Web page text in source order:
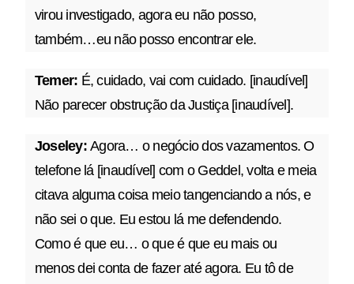
virou investigado, agora eu não posso,
também…eu não posso encontrar ele.
Temer: É, cuidado, vai com cuidado. [inaudível]
Não parecer obstrução da Justiça [inaudível].
Joseley:Agora… o negócio dos vazamentos. O
telefone lá [inaudível] com o Geddel, volta e meia
citava alguma coisa meio tangenciando a nós, e
não sei o que. Eu estou lá me defendendo.
Como é que eu… o que é que eu mais ou
menos dei conta de fazer até agora. Eu tô de